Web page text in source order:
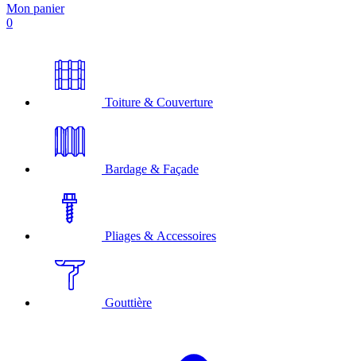
Mon panier
0
Toiture & Couverture
Bardage & Façade
Pliages & Accessoires
Gouttière